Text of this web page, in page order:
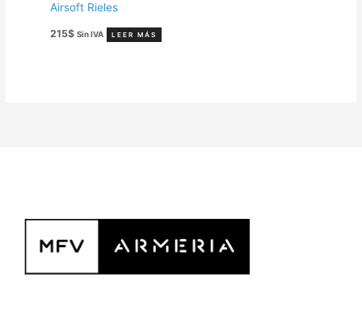
Airsoft Rieles
215$ Sin IVA LEER MÁS